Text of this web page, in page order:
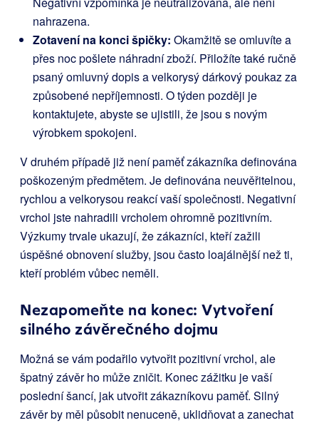
nahrazena.
Zotavení na konci špičky: Okamžitě se omluvíte a
přes noc pošlete náhradní zboží. Přiložíte také ručně
psaný omluvný dopis a velkorysý dárkový poukaz za
způsobené nepříjemnosti. O týden později je
kontaktujete, abyste se ujistili, že jsou s novým
výrobkem spokojeni.
V druhém případě již není paměť zákazníka definována
poškozeným předmětem. Je definována neuvěřitelnou,
rychlou a velkorysou reakcí vaší společnosti. Negativní
vrchol jste nahradili vrcholem ohromně pozitivním.
Výzkumy trvale ukazují, že zákazníci, kteří zažili
úspěšné obnovení služby, jsou často loajálnější než ti,
kteří problém vůbec neměli.
Nezapomeňte na konec: Vytvoření
silného závěrečného dojmu
Možná se vám podařilo vytvořit pozitivní vrchol, ale
špatný závěr ho může zničit. Konec zážitku je vaší
poslední šancí, jak utvořit zákazníkovu paměť. Silný
závěr by měl působit nenuceně, uklidňovat a zanechat